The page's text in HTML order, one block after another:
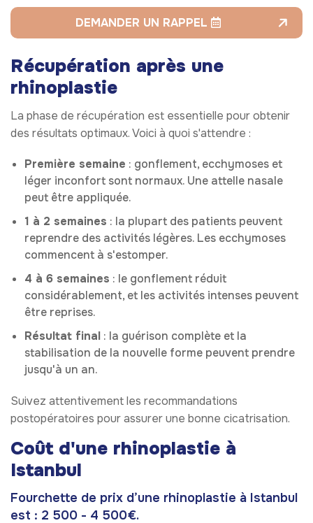
DEMANDER UN RAPPEL
Récupération après une
rhinoplastie
La phase de récupération est essentielle pour obtenir
des résultats optimaux. Voici à quoi s'attendre :
Première semaine : gonflement, ecchymoses et
léger inconfort sont normaux. Une attelle nasale
peut être appliquée.
1 à 2 semaines : la plupart des patients peuvent
reprendre des activités légères. Les ecchymoses
commencent à s'estomper.
4 à 6 semaines : le gonflement réduit
considérablement, et les activités intenses peuvent
être reprises.
Résultat final : la guérison complète et la
stabilisation de la nouvelle forme peuvent prendre
jusqu'à un an.
Suivez attentivement les recommandations
postopératoires pour assurer une bonne cicatrisation.
Coût d'une rhinoplastie à
Istanbul
Fourchette de prix d’une rhinoplastie à Istanbul
est : 2 500 - 4 500€.